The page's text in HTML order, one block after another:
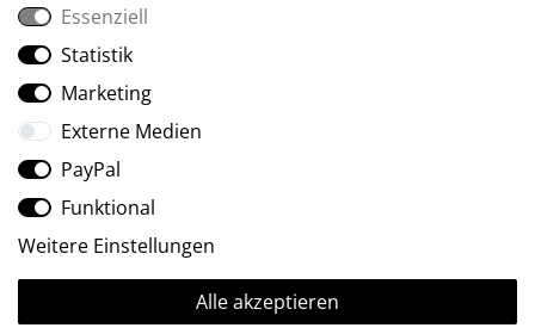
Social Media
Ⓒ2009-2026 ARTland GmbH • Alle Rechte vorbehalten.
Essenziell
Statistik
Marketing
Externe Medien
PayPal
Funktional
Weitere Einstellungen
Alle akzeptieren